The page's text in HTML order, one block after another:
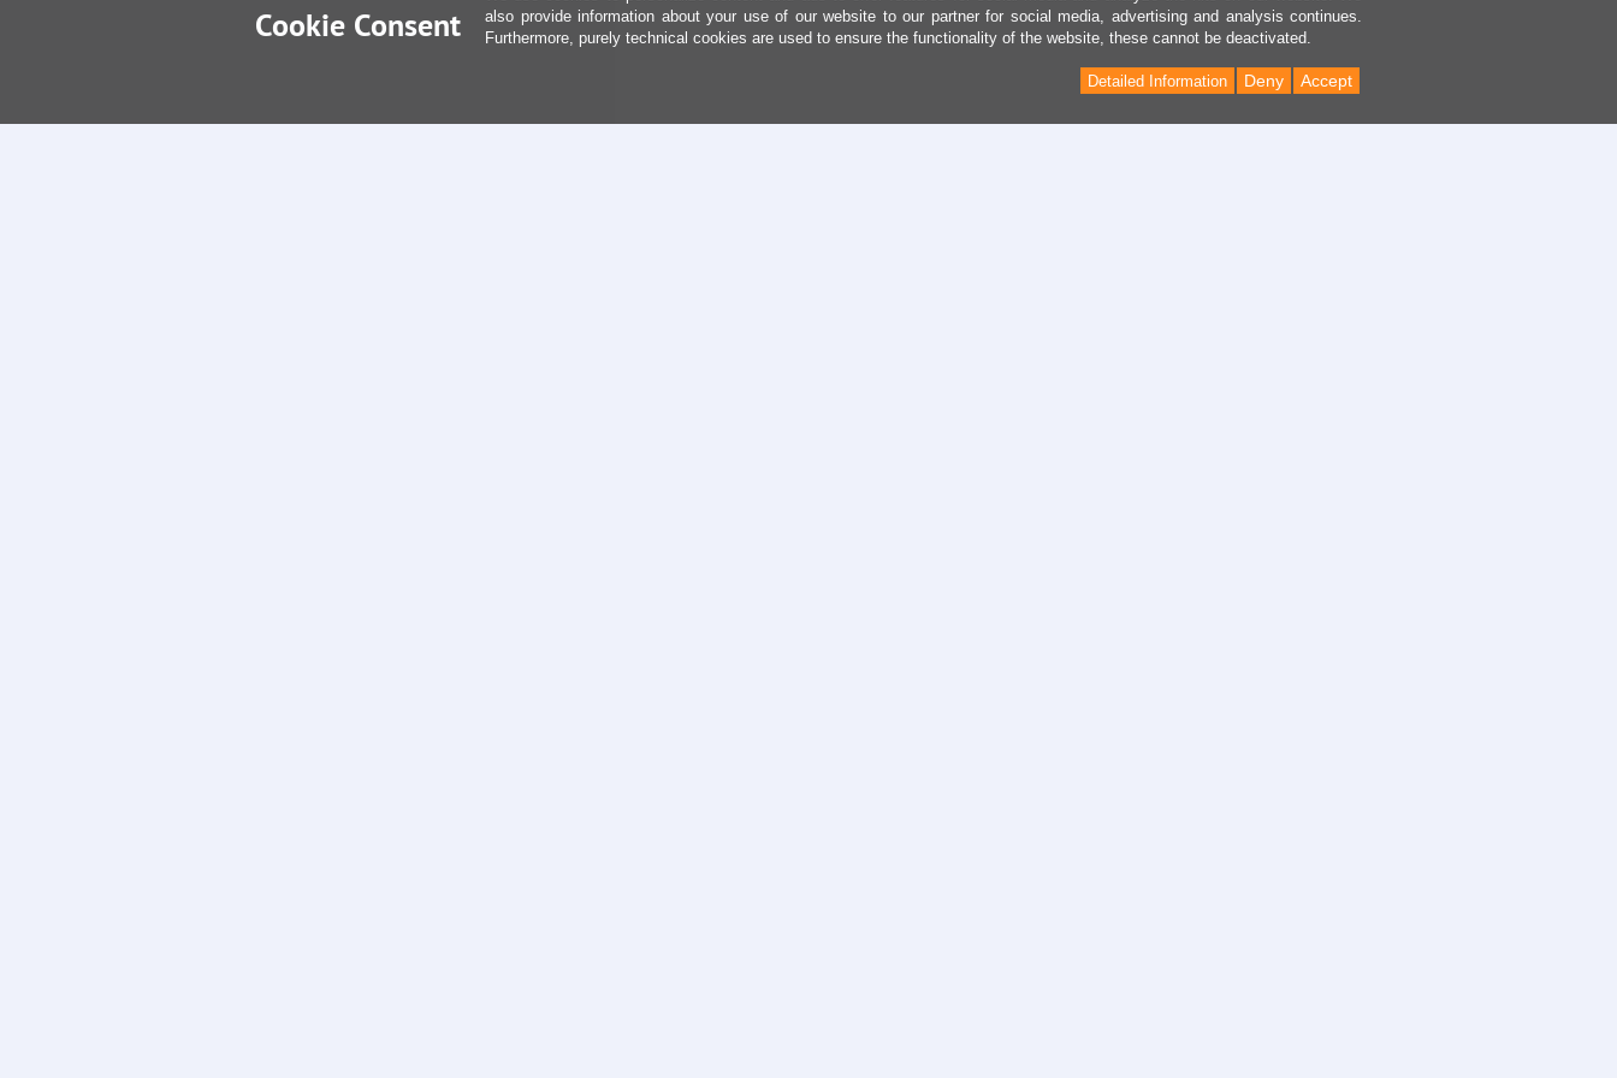
Cookie Consent
also provide information about your use of our website to our partner for social media, advertising and analysis continues.
Furthermore, purely technical cookies are used to ensure the functionality of the website, these cannot be deactivated.
Accept
Deny
Detailed Information